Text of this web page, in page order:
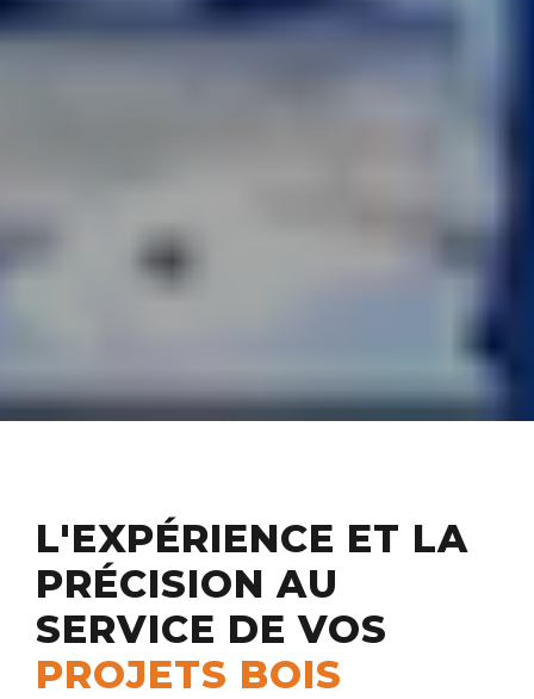
L'EXPÉRIENCE ET LA
PRÉCISION AU
SERVICE DE VOS
PROJETS BOIS